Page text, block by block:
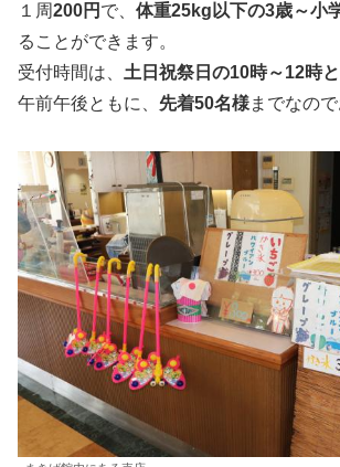
１周200円 で、 体重25kg以下の3歳～小
ることができます。
受付時間は、 土日祝祭日の10時～12時
午前午後ともに、 先着50名様までなので